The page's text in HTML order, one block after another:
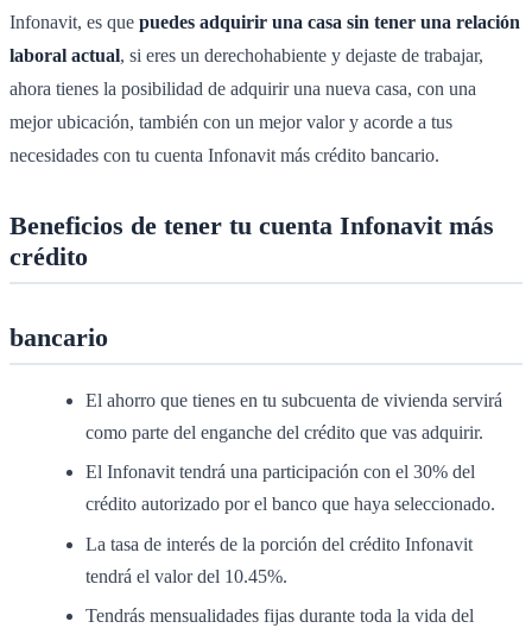
Infonavit, es que puedes adquirir una casa sin tener una relación
laboral actual, si eres un derechohabiente y dejaste de trabajar,
ahora tienes la posibilidad de adquirir una nueva casa, con una
mejor ubicación, también con un mejor valor y acorde a tus
necesidades con tu cuenta Infonavit más crédito bancario.
Beneficios de tener tu cuenta Infonavit más
crédito
bancario
El ahorro que tienes en tu subcuenta de vivienda servirá
como parte del enganche del crédito que vas adquirir.
El Infonavit tendrá una participación con el 30% del
crédito autorizado por el banco que haya seleccionado.
La tasa de interés de la porción del crédito Infonavit
tendrá el valor del 10.45%.
Tendrás mensualidades fijas durante toda la vida del